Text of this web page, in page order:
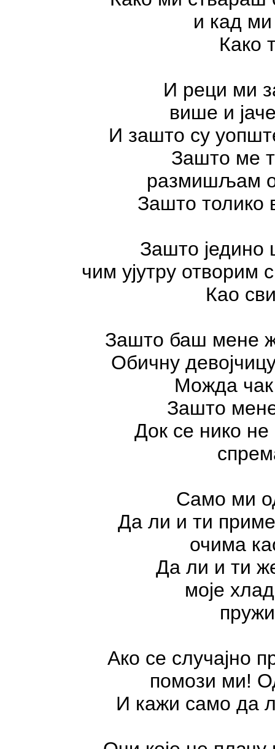
и кад
Како
И реци ми
више и
И зашто су
Зашто ме
размишљам о
Зашто
Зашто
чим ујутру отворим
Као
Зашто баш мене
Обичну
Можда
Зашто
Док се нико
Само ми
Да ли и ти
очима
Да ли и ти
моје
Ако се случајно
помози ми!
И кажи само да